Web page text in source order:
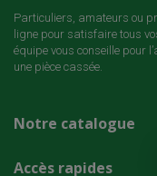
Particuliers, amateurs ou
ligne pour satisfaire tous
équipe vous conseille pour
une pièce cassée.
Notre catalogue
Accès rapides